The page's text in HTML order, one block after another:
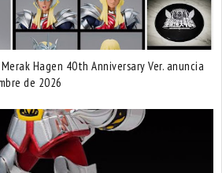
Hagen 40th Anniversary Ver. anuncia
de 2026